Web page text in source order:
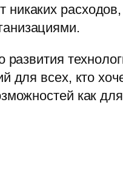
никаких
развития
для всех, кто
как